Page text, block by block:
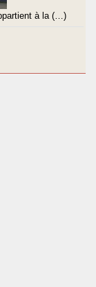
à la (…)